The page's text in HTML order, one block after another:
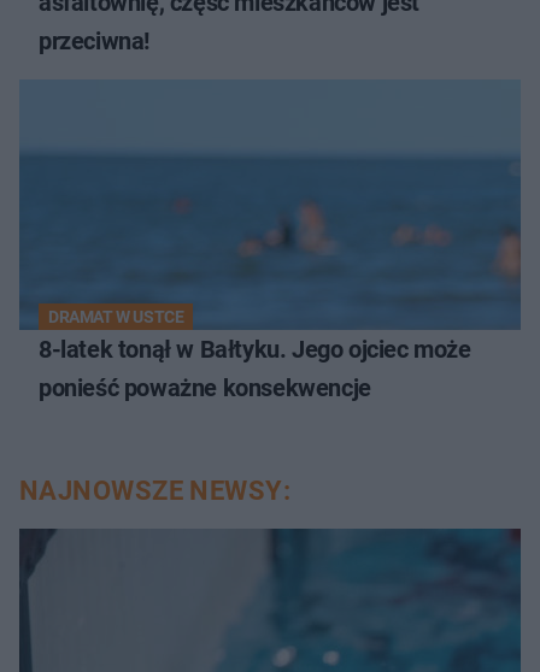
przeciwna!
DRAMAT W USTCE
8-latek tonął w Bałtyku. Jego ojciec może
ponieść poważne konsekwencje
NAJNOWSZE NEWSY: